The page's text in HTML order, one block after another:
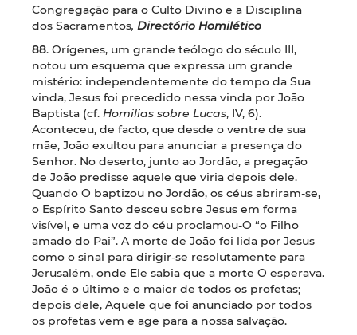
Congregação para o Culto Divino e a Disciplina
dos Sacramentos, Directório Homilético
88. Orígenes, um grande teólogo do século III,
notou um esquema que expressa um grande
mistério: independentemente do tempo da Sua
vinda, Jesus foi precedido nessa vinda por João
Baptista (cf. Homilias sobre Lucas, IV, 6).
Aconteceu, de facto, que desde o ventre de sua
mãe, João exultou para anunciar a presença do
Senhor. No deserto, junto ao Jordão, a pregação
de João predisse aquele que viria depois dele.
Quando O baptizou no Jordão, os céus abriram-se,
o Espírito Santo desceu sobre Jesus em forma
visível, e uma voz do céu proclamou-O “o Filho
amado do Pai”. A morte de João foi lida por Jesus
como o sinal para dirigir-se resolutamente para
Jerusalém, onde Ele sabia que a morte O esperava.
João é o último e o maior de todos os profetas;
depois dele, Aquele que foi anunciado por todos
os profetas vem e age para a nossa salvação.